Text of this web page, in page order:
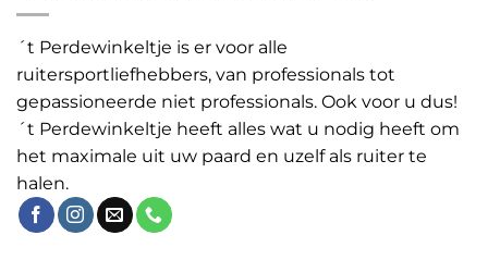
´t Perdewinkeltje is er voor alle
ruitersportliefhebbers, van professionals tot
gepassioneerde niet professionals. Ook voor u dus!
´t Perdewinkeltje heeft alles wat u nodig heeft om
het maximale uit uw paard en uzelf als ruiter te
halen.